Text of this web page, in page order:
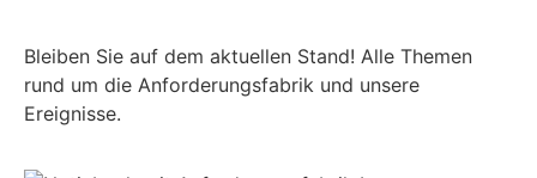
Bleiben Sie auf dem aktuellen Stand! Alle Themen
rund um die Anforderungsfabrik und unsere
Ereignisse.